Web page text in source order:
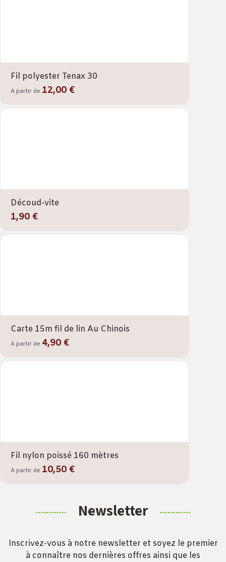
Fil polyester Tenax 30
A partir de 12,00 €
Découd-vite
1,90 €
Carte 15m fil de lin Au Chinois
A partir de 4,90 €
Fil nylon poissé 160 mètres
A partir de 10,50 €
Newsletter
Inscrivez-vous à notre newsletter et soyez le premier
à connaître nos dernières offres ainsi que les